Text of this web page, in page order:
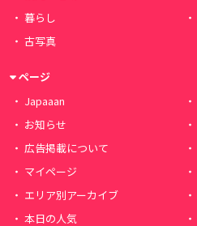
暮らし
古写真
ページ
Japaaan
お知らせ
広告掲載について
マイページ
エリア別アーカイブ
本日の人気